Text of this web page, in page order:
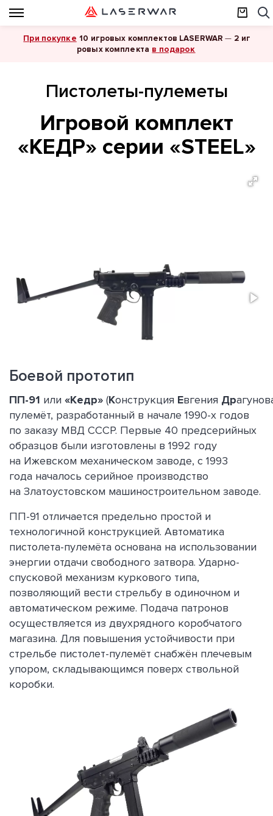
При покупке 10 игровых комплектов LASERWAR — 2 иг
ровых комплекта в подарок
Пистолеты-пулеметы
Игровой комплект
«КЕДР» серии «STEEL»
Боевой прототип
ПП-91 или «Кедр» (Конструкция Евгения Др
пулемёт, разработанный в начале 1990-х годов
по заказу МВД СССР. Первые 40 предсерийных
образцов были изготовлены в 1992 году
на Ижевском механическом заводе, с 1993
года началось серийное производство
на Златоустовском машиностроительном заводе.
ПП-91 отличается предельно простой и
технологичной конструкцией. Автоматика
пистолета-пулемёта основана на использовании
энергии отдачи свободного затвора. Ударно-
спусковой механизм куркового типа,
позволяющий вести стрельбу в одиночном и
автоматическом режиме. Подача патронов
осуществляется из двухрядного коробчатого
магазина. Для повышения устойчивости при
стрельбе пистолет-пулемёт снабжён плечевым
упором, складывающимся поверх ствольной
коробки.